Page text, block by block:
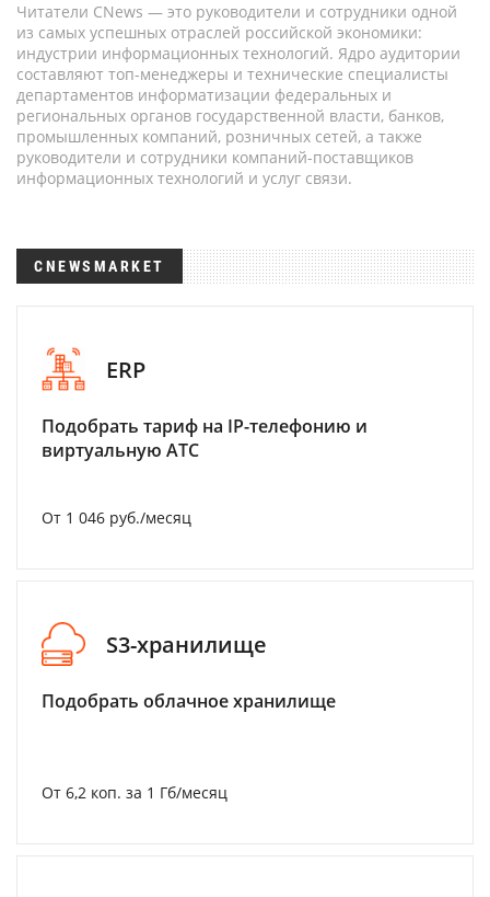
Читатели CNews — это руководители и сотрудники одной
из самых успешных отраслей российской экономики:
индустрии информационных технологий. Ядро аудитории
составляют топ-менеджеры и технические специалисты
департаментов информатизации федеральных и
региональных органов государственной власти, банков,
промышленных компаний, розничных сетей, а также
руководители и сотрудники компаний-поставщиков
информационных технологий и услуг связи.
CNEWSMARKET
ERP
Подобрать тариф на IP-телефонию и
виртуальную АТС
От 1 046 руб./месяц
S3-хранилище
Подобрать облачное хранилище
От 6,2 коп. за 1 Гб/месяц